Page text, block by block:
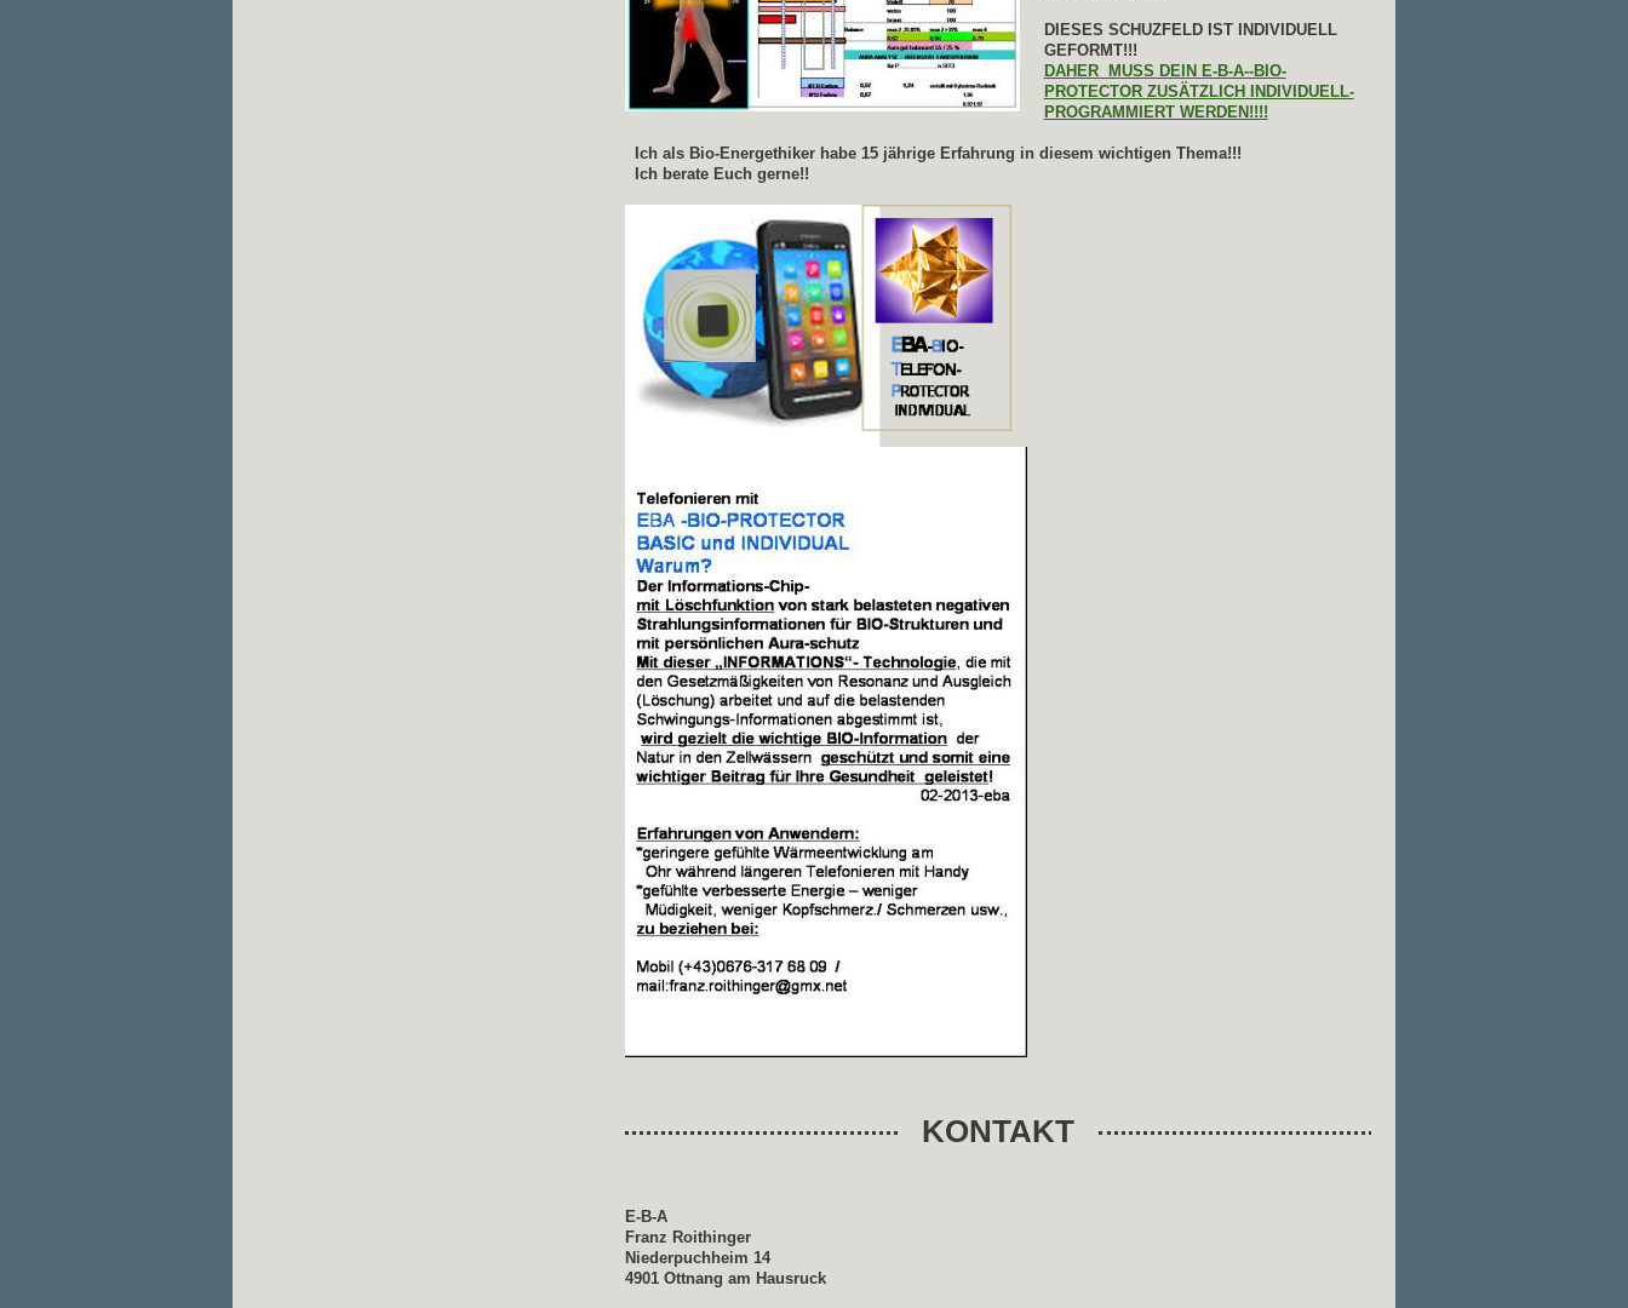
DIESES SCHUZFELD IST INDIVIDUELL
GEFORMT!!!
DAHER MUSS DEIN E-B-A--BIO-
PROTECTOR ZUSÄTZLICH INDIVIDUELL-
PROGRAMMIERT WERDEN!!!!
Ich als Bio-Energethiker habe 15 jährige Erfahrung in diesem wichtigen Thema!!!
Ich berate Euch gerne!!
KONTAKT
E-B-A
Franz Roithinger
Niederpuchheim 14
4901 Ottnang am Hausruck